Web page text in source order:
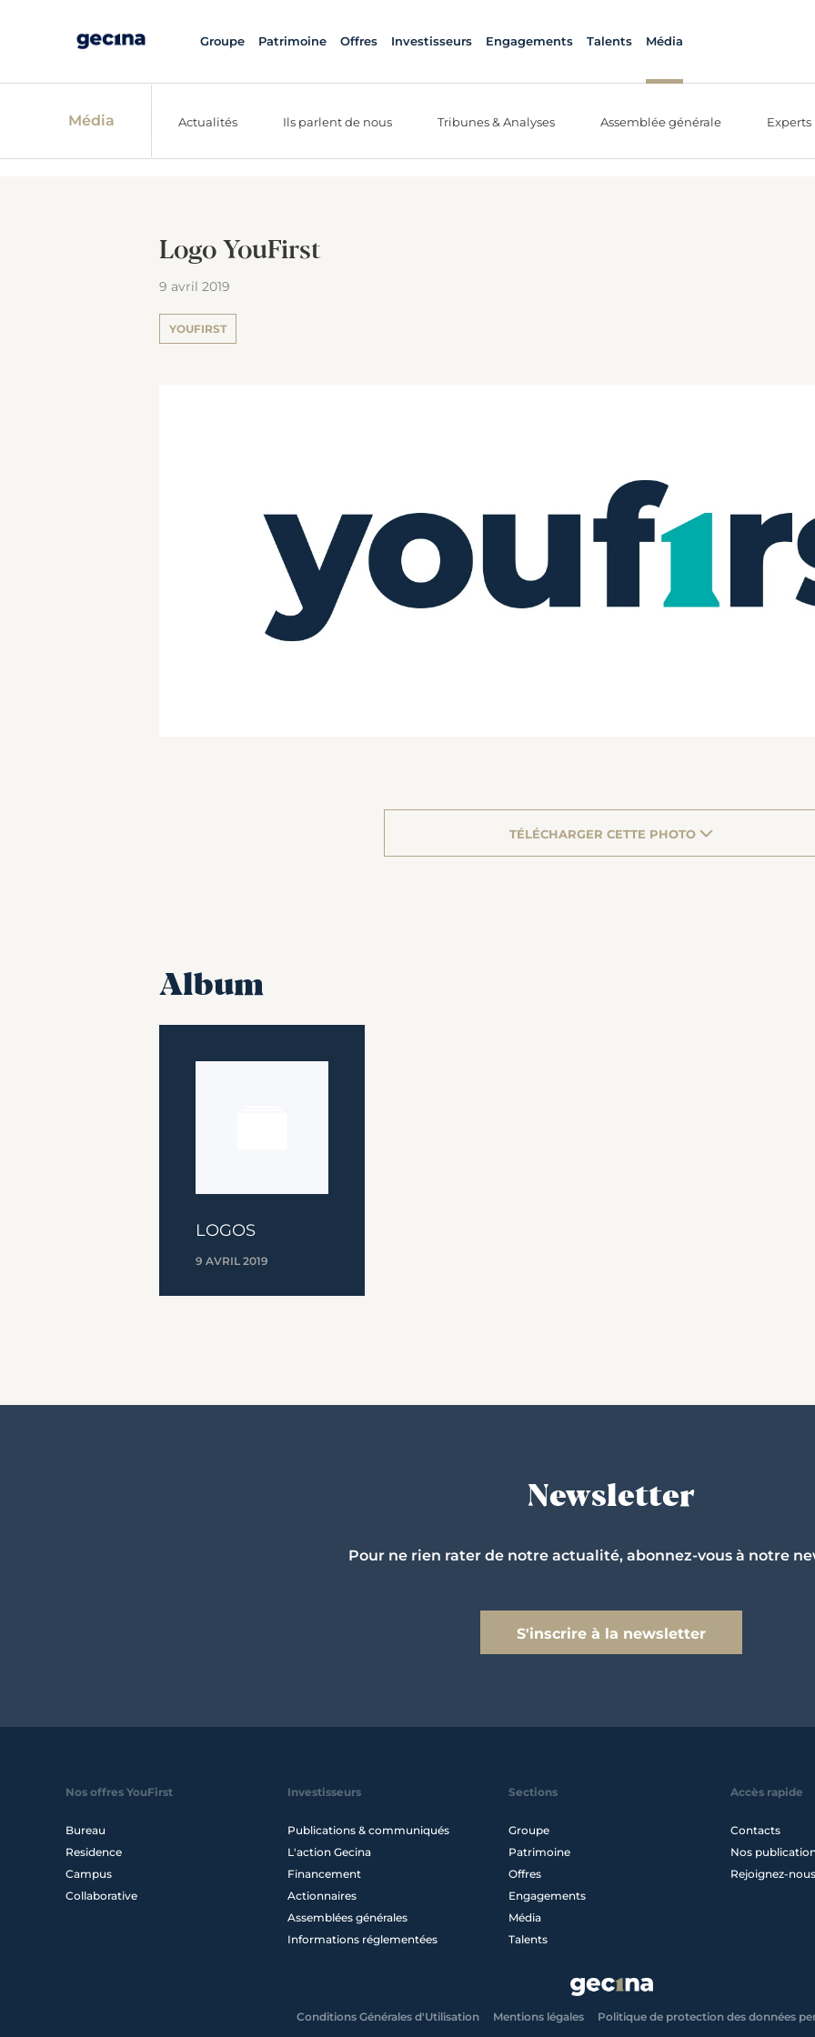
Groupe Patrimoine Offres Investisseurs Engagements Talents Média
Média Actualités Ils parlent de nous Tribunes & Analyses Assemblée générale Experts
Logo YouFirst
9 avril 2019
YOUFIRST
TÉLÉCHARGER CETTE PHOTO
Album
LOGOS
9 AVRIL 2019
Newsletter
Pour ne rien rater de notre actualité, abonnez-vous à notre
S'inscrire à la newsletter
Nos offres YouFirst
Bureau
Residence
Campus
Collaborative
Investisseurs
Publications & communiqués
L'action Gecina
Financement
Actionnaires
Assemblées générales
Informations réglementées
Sections
Groupe
Patrimoine
Offres
Engagements
Média
Talents
Accès rapide
Contacts
Nos
Rejoignez-nous
Conditions Générales d'Utilisation Mentions légales Politique de protection des données